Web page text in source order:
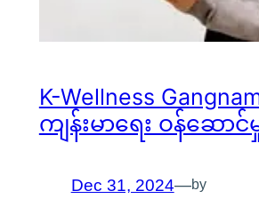
K-Wellness
ကျန်းမာရေး ဝန်ဆောင်
Dec 31, 2024—by